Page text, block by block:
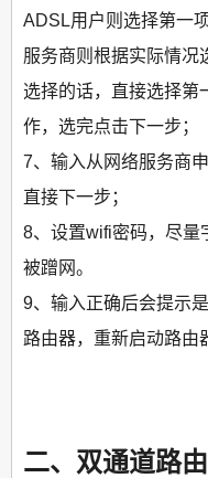
ADSL用户则选择第一
服务商则根据实际情况
选择的话，直接选择第
作，选完点击下一步；
7、输入从网络服务商
直接下一步；
8、设置wifi密码，尽量
被蹭网。
9、输入正确后会提示
路由器，重新启动路由
二、双通道路